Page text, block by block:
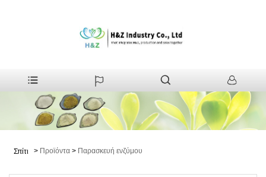
Σπίτι > Προϊόντα > Παρασκευή ενζύμου